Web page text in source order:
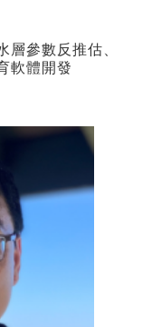
參數反推估、
軟體開發